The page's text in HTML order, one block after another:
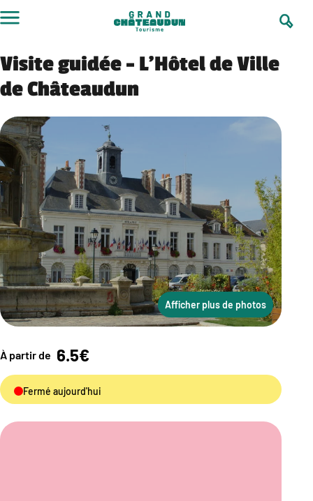
au
Visite guidée – L’Hôtel de Ville
de Châteaudun
Afficher plus de photos
À partir de 6.5€
Fermé aujourd'hui